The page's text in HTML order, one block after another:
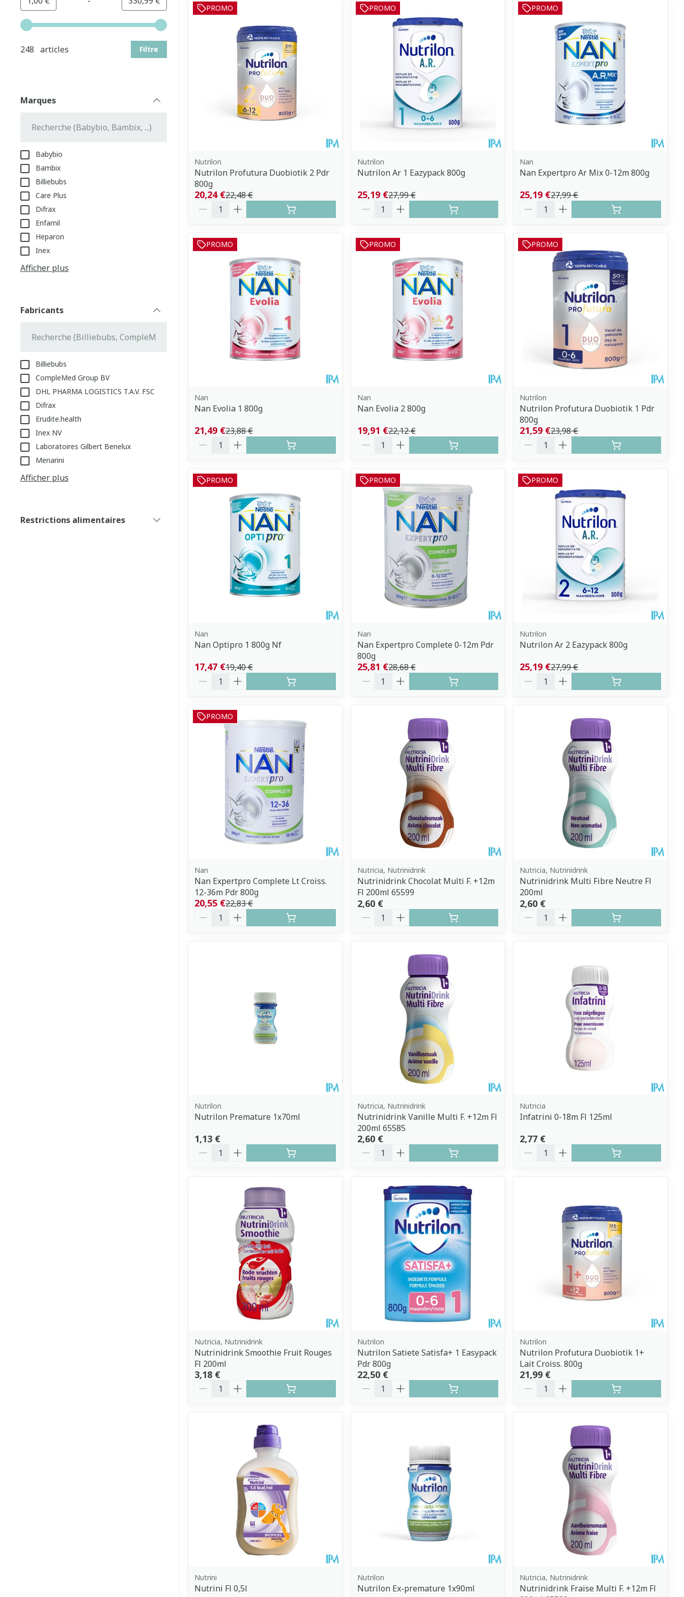
Utilisez les touches fléchées gauche et droite pour ajuster les valeurs minimales et maximales du prix.
248 articles
Filtre
Marques
Babybio
Bambix
Billiebubs
Care Plus
Difrax
Enfamil
Heparon
Inex
Afficher plus
Fabricants
Billiebubs
CompleMed Group BV
DHL PHARMA LOGISTICS T.A.V. FSC
Difrax
Erudite.health
Inex NV
Laboratoires Gilbert Benelux
Menarini
Afficher plus
Restrictions alimentaires
PROMO
Nutrilon
Nutrilon Profutura Duobiotik 2 Pdr
800g
22,48 €
20,24 €
Quantité
PROMO
Nutrilon
Nutrilon Ar 1 Eazypack 800g
27,99 €
25,19 €
Quantité
PROMO
Nan
Nan Expertpro Ar Mix 0-12m 800g
27,99 €
25,19 €
Quantité
PROMO
Nan
Nan Evolia 1 800g
23,88 €
21,49 €
Quantité
PROMO
Nan
Nan Evolia 2 800g
22,12 €
19,91 €
Quantité
PROMO
Nutrilon
Nutrilon Profutura Duobiotik 1 Pdr
800g
23,98 €
21,59 €
Quantité
PROMO
Nan
Nan Optipro 1 800g Nf
19,40 €
17,47 €
Quantité
PROMO
Nan
Nan Expertpro Complete 0-12m Pdr
800g
28,68 €
25,81 €
Quantité
PROMO
Nutrilon
Nutrilon Ar 2 Eazypack 800g
27,99 €
25,19 €
Quantité
PROMO
Nan
Nan Expertpro Complete Lt Croiss.
12-36m Pdr 800g
22,83 €
20,55 €
Quantité
Nutricia, Nutrinidrink
Nutrinidrink Chocolat Multi F. +12m
Fl 200ml 65599
2,60 €
Quantité
Nutricia, Nutrinidrink
Nutrinidrink Multi Fibre Neutre Fl
200ml
2,60 €
Quantité
Nutrilon
Nutrilon Premature 1x70ml
1,13 €
Quantité
Nutricia, Nutrinidrink
Nutrinidrink Vanille Multi F. +12m Fl
200ml 65585
2,60 €
Quantité
Nutricia
Infatrini 0-18m Fl 125ml
2,77 €
Quantité
Nutricia, Nutrinidrink
Nutrinidrink Smoothie Fruit Rouges
Fl 200ml
3,18 €
Quantité
Nutrilon
Nutrilon Satiete Satisfa+ 1 Easypack
Pdr 800g
22,50 €
Quantité
Nutrilon
Nutrilon Profutura Duobiotik 1+
Lait Croiss. 800g
21,99 €
Quantité
Nutrini
Nutrini Fl 0,5l
Nutrilon
Nutrilon Ex-premature 1x90ml
Nutricia, Nutrinidrink
Nutrinidrink Fraise Multi F. +12m Fl